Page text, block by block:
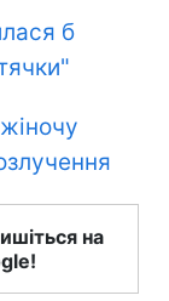
б
на